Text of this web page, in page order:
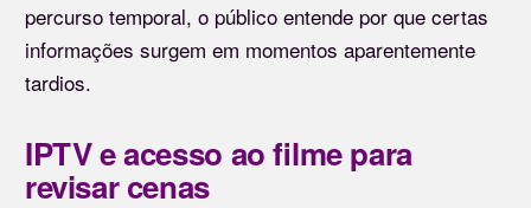
percurso temporal, o público entende por que certas
informações surgem em momentos aparentemente
tardios.
IPTV e acesso ao filme para
revisar cenas